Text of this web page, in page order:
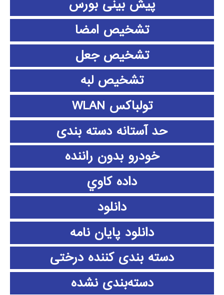
پیش بینی بورس
تشخیص امضا
تشخیص جعل
تشخیص لبه
تولباکس WLAN
حد آستانه دسته بندی
خودرو بدون راننده
داده كاوي
دانلود
دانلود پايان نامه
دسته بندی کننده درختی
دسته‌بندی نشده